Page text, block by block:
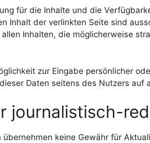
für die Inhalte und die
Inhalt der verlinkten Seite sind
Inhalten, die möglicherweise
zur Eingabe persönlicher
Daten seitens des Nutzers auf
journalistisch-
keine Gewähr für